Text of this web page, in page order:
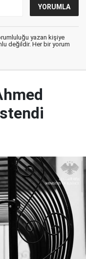
yazan kişiye
değildir. Her bir yorum